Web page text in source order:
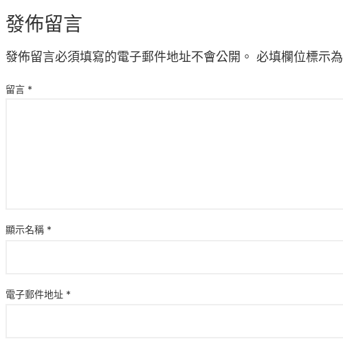
發佈留言
發佈留言必須填寫的電子郵件地址不會公開。 必填欄位標示為
留言 *
顯示名稱 *
電子郵件地址 *